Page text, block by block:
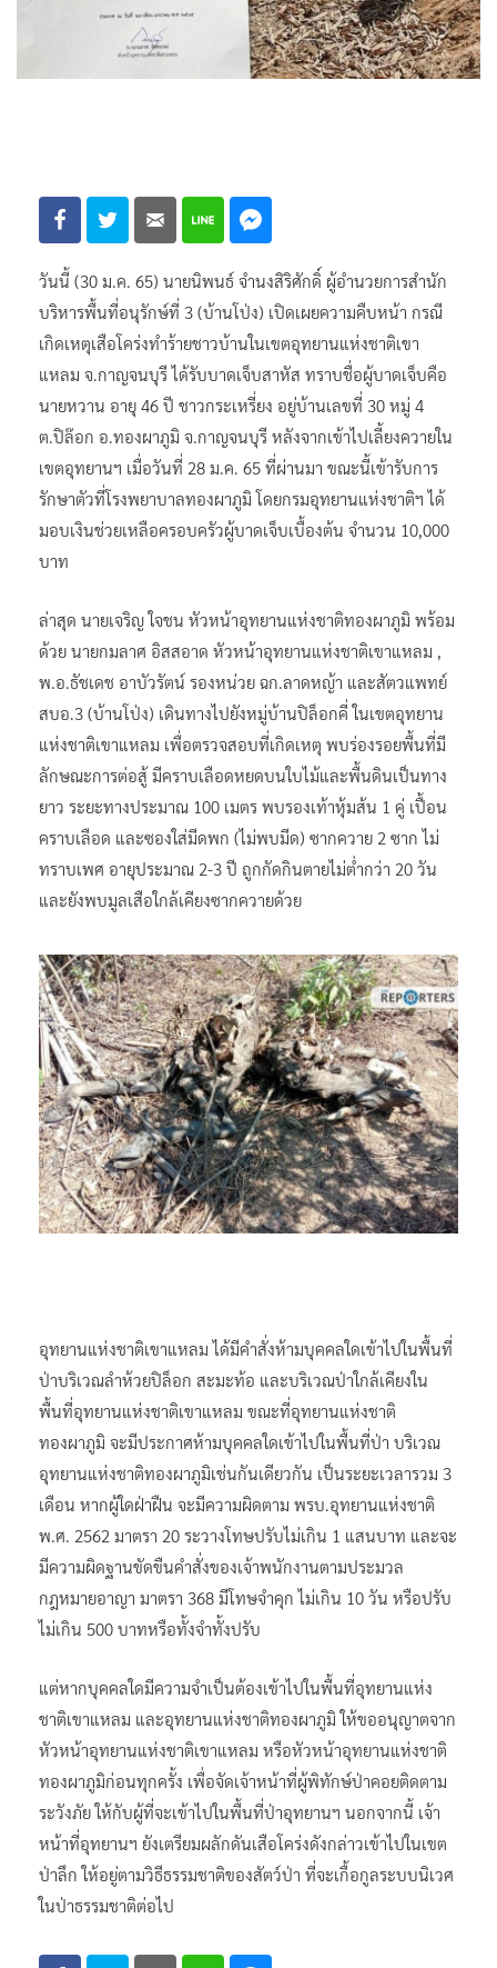
วันนี้ (30 ม.ค. 65) นายนิพนธ์ จำนงสิริศักดิ์ ผู้อำนวยการสำนัก
บริหารพื้นที่อนุรักษ์ที่ 3 (บ้านโป่ง) เปิดเผยความคืบหน้า กรณี
เกิดเหตุเสือโคร่งทำร้ายชาวบ้านในเขตอุทยานแห่งชาติเขา
แหลม จ.กาญจนบุรี ได้รับบาดเจ็บสาหัส ทราบชื่อผู้บาดเจ็บคือ
นายหวาน อายุ 46 ปี ชาวกระเหรี่ยง อยู่บ้านเลขที่ 30 หมู่ 4
ต.ปิล๊อก อ.ทองผาภูมิ จ.กาญจนบุรี หลังจากเข้าไปเลี้ยงควายใน
เขตอุทยานฯ เมื่อวันที่ 28 ม.ค. 65 ที่ผ่านมา ขณะนี้เข้ารับการ
รักษาตัวที่โรงพยาบาลทองผาภูมิ โดยกรมอุทยานแห่งชาติฯ ได้
มอบเงินช่วยเหลือครอบครัวผู้บาดเจ็บเบื้องต้น จำนวน 10,000
บาท
ล่าสุด นายเจริญ ใจชน หัวหน้าอุทยานแห่งชาติทองผาภูมิ พร้อม
ด้วย นายกมลาศ อิสสอาด หัวหน้าอุทยานแห่งชาติเขาแหลม ,
พ.อ.ธัชเดช อาบัวรัตน์ รองหน่วย ฉก.ลาดหญ้า และสัตวแพทย์
สบอ.3 (บ้านโป่ง) เดินทางไปยังหมู่บ้านปิล็อกคี่ ในเขตอุทยาน
แห่งชาติเขาแหลม เพื่อตรวจสอบที่เกิดเหตุ พบร่องรอยพื้นที่มี
ลักษณะการต่อสู้ มีคราบเลือดหยดบนใบไม้และพื้นดินเป็นทาง
ยาว ระยะทางประมาณ 100 เมตร พบรองเท้าหุ้มส้น 1 คู่ เปื้อน
คราบเลือด และซองใส่มีดพก (ไม่พบมีด) ซากควาย 2 ซาก ไม่
ทราบเพศ อายุประมาณ 2-3 ปี ถูกกัดกินตายไม่ต่ำกว่า 20 วัน
และยังพบมูลเสือใกล้เคียงซากควายด้วย
อุทยานแห่งชาติเขาแหลม ได้มีคำสั่งห้ามบุคคลใดเข้าไปในพื้นที่
ป่าบริเวณลำห้วยปิล็อก สะมะท้อ และบริเวณป่าใกล้เคียงใน
พื้นที่อุทยานแห่งชาติเขาแหลม ขณะที่อุทยานแห่งชาติ
ทองผาภูมิ จะมีประกาศห้ามบุคคลใดเข้าไปในพื้นที่ป่า บริเวณ
อุทยานแห่งชาติทองผาภูมิเช่นกันเดียวกัน เป็นระยะเวลารวม 3
เดือน หากผู้ใดฝ่าฝืน จะมีความผิดตาม พรบ.อุทยานแห่งชาติ
พ.ศ. 2562 มาตรา 20 ระวางโทษปรับไม่เกิน 1 แสนบาท และจะ
มีความผิดฐานขัดขืนคำสั่งของเจ้าพนักงานตามประมวล
กฎหมายอาญา มาตรา 368 มีโทษจำคุก ไม่เกิน 10 วัน หรือปรับ
ไม่เกิน 500 บาทหรือทั้งจำทั้งปรับ
แต่หากบุคคลใดมีความจำเป็นต้องเข้าไปในพื้นที่อุทยานแห่ง
ชาติเขาแหลม และอุทยานแห่งชาติทองผาภูมิ ให้ขออนุญาตจาก
หัวหน้าอุทยานแห่งชาติเขาแหลม หรือหัวหน้าอุทยานแห่งชาติ
ทองผาภูมิก่อนทุกครั้ง เพื่อจัดเจ้าหน้าที่ผู้พิทักษ์ป่าคอยติดตาม
ระวังภัย ให้กับผู้ที่จะเข้าไปในพื้นที่ป่าอุทยานฯ นอกจากนี้ เจ้า
หน้าที่อุทยานฯ ยังเตรียมผลักดันเสือโคร่งดังกล่าวเข้าไปในเขต
ป่าลึก ให้อยู่ตามวิธีธรรมชาติของสัตว์ป่า ที่จะเกื้อกูลระบบนิเวศ
ในป่าธรรมชาติต่อไป